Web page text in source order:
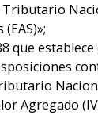
Tributario
que
Agregado